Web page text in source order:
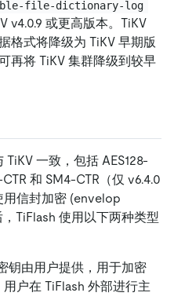
file-dictionary-log
v4.0.9 或更高版本。TiKV
格式将降级为 TiKV 早期版
再将 TiKV 集群降级到较早
一致，包括 AES128-
和 SM4-CTR（仅 v6.4.0
用信封加密 (envelop
TiFlash 使用以下两种类型
钥由用户提供，用于加密
户在 TiFlash 外部进行主